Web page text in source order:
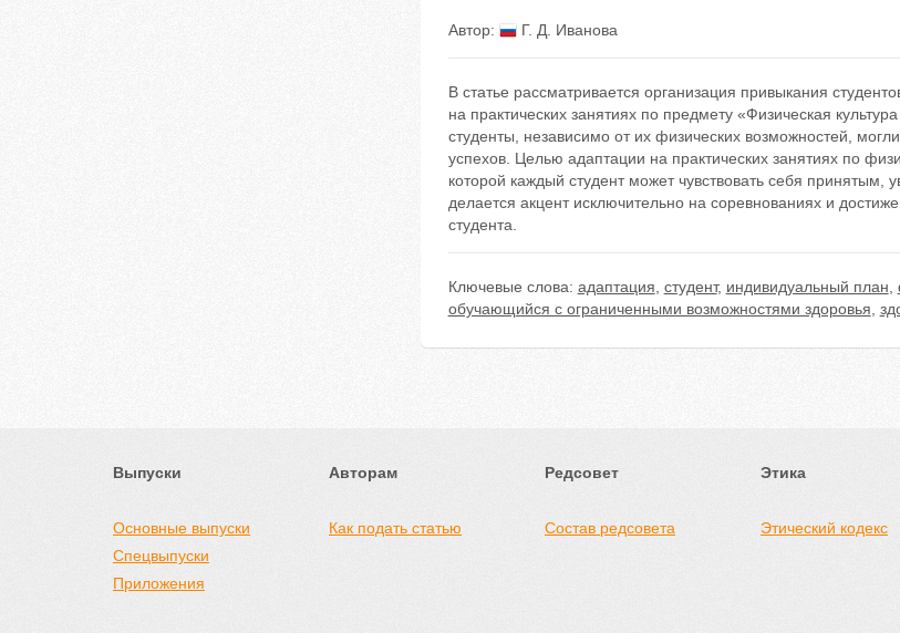
Автор: Г. Д. Иванова
В статье рассматривается организация привыкания
на практических занятиях по предмету «Физическая
студенты, независимо от их физических возможностей,
успехов. Целью адаптации на практических занятиях по
которой каждый студент может чувствовать себя
делается акцент исключительно на соревнованиях и
студента.
Ключевые слова: адаптация студент, индивидуальный план
обучающийся с ограниченными возможностями здоровья
Выпуски
Основные выпуски
Спецвыпуски
Приложения
Авторам
Как подать статью
Редсовет
Состав редсовета
Этика
Этический кодекс